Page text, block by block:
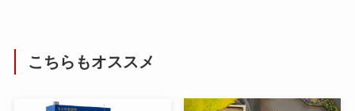
こちらもオススメ